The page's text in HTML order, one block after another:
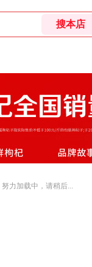
努力加载中，请稍后...